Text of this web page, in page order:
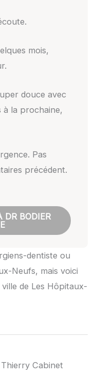
mois,
douce avec
à la prochaine,
Pas
précédent.
DR BODIER
dentiste ou
Neufs, mais voici
de Les Hôpitaux-
Cabinet